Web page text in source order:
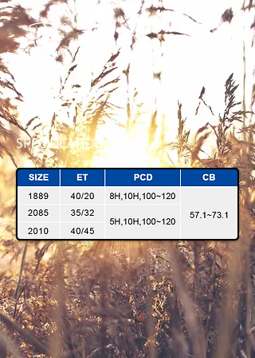
SV - 5
SV5-2010-MB-45
SPECIFICATION